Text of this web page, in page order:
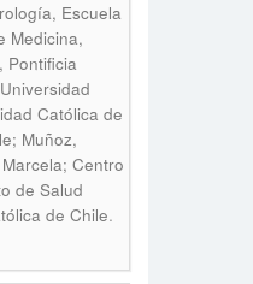
Escuela
Medicina,
Pontificia
Católica de
Muñoz,
Centro
de Salud
de Chile.